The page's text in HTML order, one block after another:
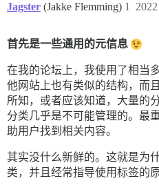
Jagster (Jakke Flemming) 1
首先是一些通用的元信息
在我的论坛上，我使用了相当
他网站上也有类似的结构，而
所知，或者应该知道，大量的
分类几乎是不可能管理的。最
助用户找到相关内容。
其实没什么新鲜的。这就是为
类，并且经常指导使用标签的原